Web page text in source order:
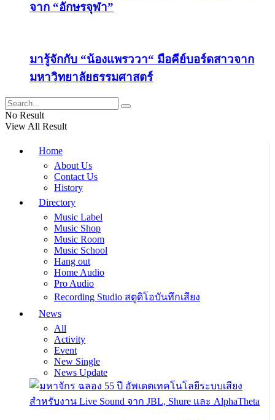
จาก “อักษรจุฬา”
มารู้จักกับ “น้องแพรววา“ มือคีย์บอร์ดสาวจาก
มหาวิทยาลัยธรรมศาสตร์
No Result
View All Result
Home
About Us
Contact Us
History
Directory
Music Label
Music Shop
Music Room
Music School
Hang out
Home Audio
Pro Audio
Recording Studio สตูดิโอบันทึกเสียง
News
All
Activity
Event
New Single
News Update